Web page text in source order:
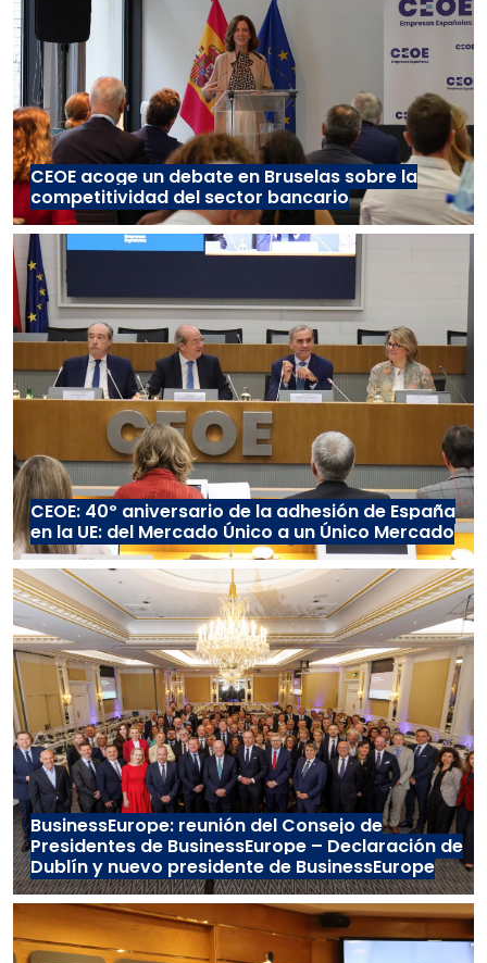
CEOE acoge un debate en Bruselas sobre la
competitividad del sector bancario
CEOE: 40º aniversario de la adhesión de España
en la UE: del Mercado Único a un Único Mercado
BusinessEurope: reunión del Consejo de
Presidentes de BusinessEurope – Declaración de
Dublín y nuevo presidente de BusinessEurope